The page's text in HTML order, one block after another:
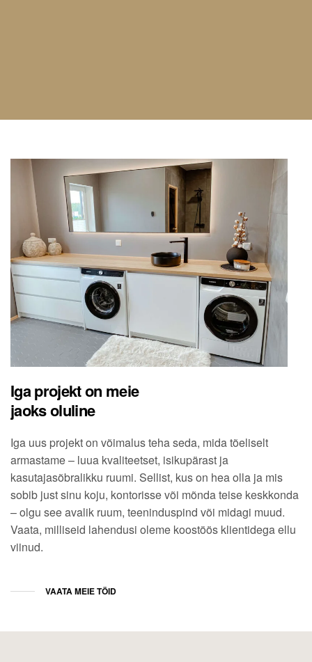
Iga projekt on meie
jaoks oluline
Iga uus projekt on võimalus teha seda, mida tõeliselt
armastame – luua kvaliteetset, isikupärast ja
kasutajasõbralikku ruumi. Sellist, kus on hea olla ja mis
sobib just sinu koju, kontorisse või mõnda teise keskkonda
– olgu see avalik ruum, teeninduspind või midagi muud.
Vaata, milliseid lahendusi oleme koostöös klientidega ellu
viinud.
VAATA MEIE TÖID